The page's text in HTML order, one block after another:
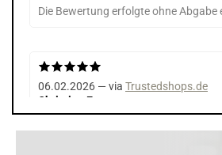
Die Bewertung erfolgte ohne Abgabe
06.02.2026 — via Trustedshops.de
Christine E.